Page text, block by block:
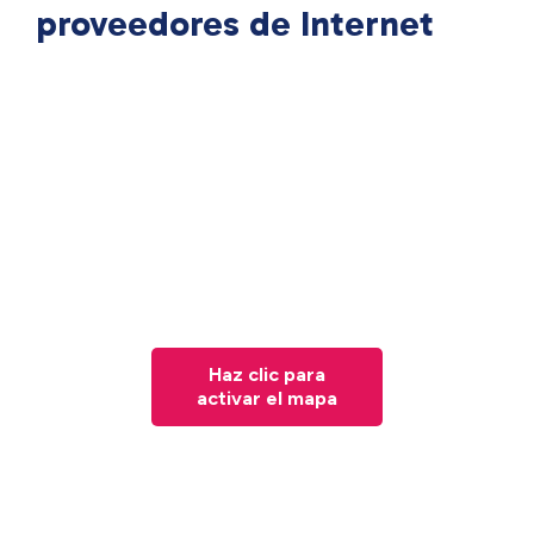
proveedores de Internet
Haz clic para
activar el mapa